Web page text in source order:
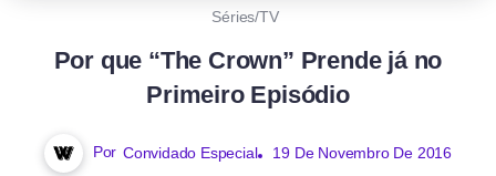
Séries/TV
Por que “The Crown” Prende já no
Primeiro Episódio
Por Convidado Especial 19 De Novembro De 2016